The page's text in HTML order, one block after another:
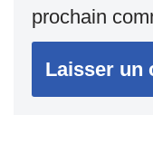
prochain